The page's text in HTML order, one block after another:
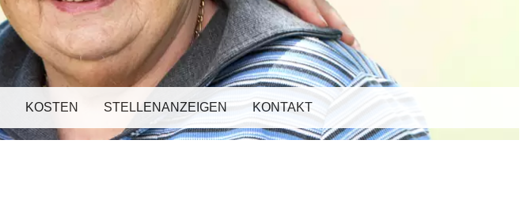
KOSTEN STELLENANZEIGEN KONTAKT